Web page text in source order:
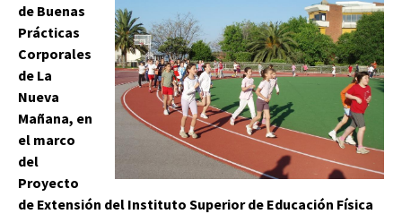
de Buenas
Prácticas
Corporales
de La
Nueva
Mañana, en
el marco
del
Proyecto
de Extensión del Instituto Superior de Educación Física